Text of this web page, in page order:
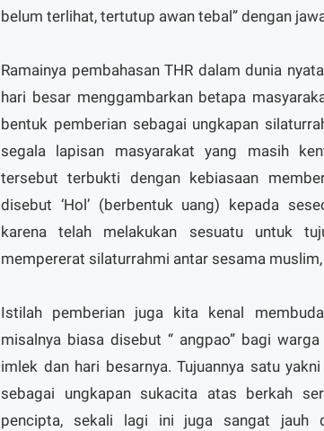
belum terlihat, tertutup awan tebal” dengan
Ramainya pembahasan THR dalam dunia
hari besar menggambarkan betapa
bentuk pemberian sebagai ungkapan
segala lapisan masyarakat yang masih
tersebut terbukti dengan kebiasaan
disebut ‘Hol’ (berbentuk uang) kepada
karena telah melakukan sesuatu untuk
mempererat silaturrahmi antar sesama
Istilah pemberian juga kita kenal
misalnya biasa disebut “ angpao” bagi
imlek dan hari besarnya. Tujuannya satu
sebagai ungkapan sukacita atas berkah
pencipta, sekali lagi ini juga sangat jauh